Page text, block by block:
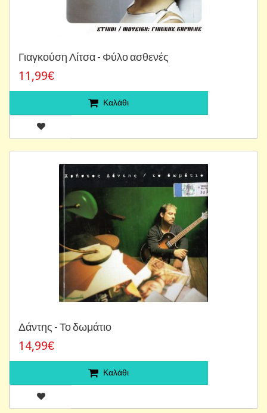
Γιαγκούση Λίτσα - Φύλο ασθενές
11,99€
Καλάθι
Δάντης - Το δωμάτιο
14,99€
Καλάθι